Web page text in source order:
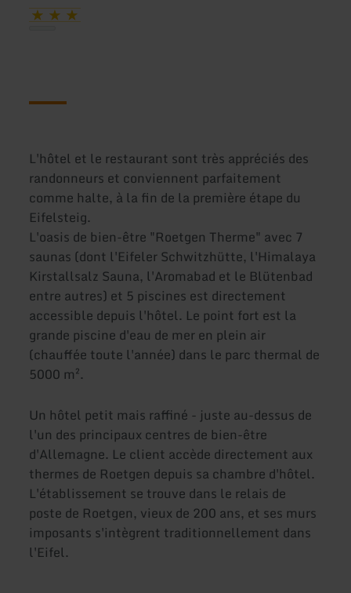
L'hôtel et le restaurant sont très appréciés des
randonneurs et conviennent parfaitement
comme halte, à la fin de la première étape du
Eifelsteig.
L'oasis de bien-être "Roetgen Therme" avec 7
saunas (dont l'Eifeler Schwitzhütte, l'Himalaya
Kirstallsalz Sauna, l'Aromabad et le Blütenbad
entre autres) et 5 piscines est directement
accessible depuis l'hôtel. Le point fort est la
grande piscine d'eau de mer en plein air
(chauffée toute l'année) dans le parc thermal de
5000 m².
Un hôtel petit mais raffiné - juste au-dessus de
l'un des principaux centres de bien-être
d'Allemagne. Le client accède directement aux
thermes de Roetgen depuis sa chambre d'hôtel.
L'établissement se trouve dans le relais de
poste de Roetgen, vieux de 200 ans, et ses murs
imposants s'intègrent traditionnellement dans
l'Eifel.